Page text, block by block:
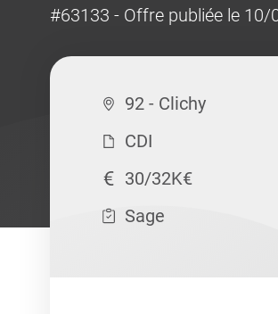
#63133 - Offre publiée le 10/
92 - Clichy
CDI
30/32K€
Sage